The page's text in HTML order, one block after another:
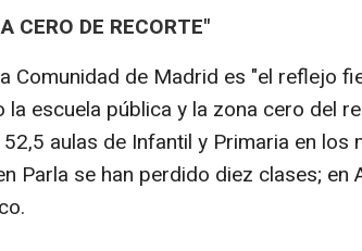
CERO DE RECORTE"
Comunidad de Madrid es "el reflejo
la escuela pública y la zona cero del
aulas de Infantil y Primaria en los
Parla se han perdido diez clases;